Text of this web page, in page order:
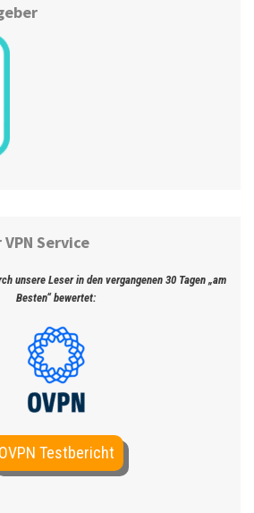
Service
unsere Leser in den vergangenen 30 Tagen „am
Besten“ bewertet:
OVPN Testbericht